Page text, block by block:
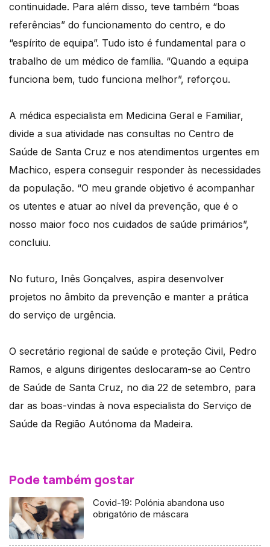
continuidade. Para além disso, teve também “boas
referências” do funcionamento do centro, e do
“espírito de equipa”. Tudo isto é fundamental para o
trabalho de um médico de família. “Quando a equipa
funciona bem, tudo funciona melhor”, reforçou.
A médica especialista em Medicina Geral e Familiar,
divide a sua atividade nas consultas no Centro de
Saúde de Santa Cruz e nos atendimentos urgentes em
Machico, espera conseguir responder às necessidades
da população. “O meu grande objetivo é acompanhar
os utentes e atuar ao nível da prevenção, que é o
nosso maior foco nos cuidados de saúde primários”,
concluiu.
No futuro, Inês Gonçalves, aspira desenvolver
projetos no âmbito da prevenção e manter a prática
do serviço de urgência.
O secretário regional de saúde e proteção Civil, Pedro
Ramos, e alguns dirigentes deslocaram-se ao Centro
de Saúde de Santa Cruz, no dia 22 de setembro, para
dar as boas-vindas à nova especialista do Serviço de
Saúde da Região Autónoma da Madeira.
Pode também gostar
Covid-19: Polónia abandona uso
obrigatório de máscara